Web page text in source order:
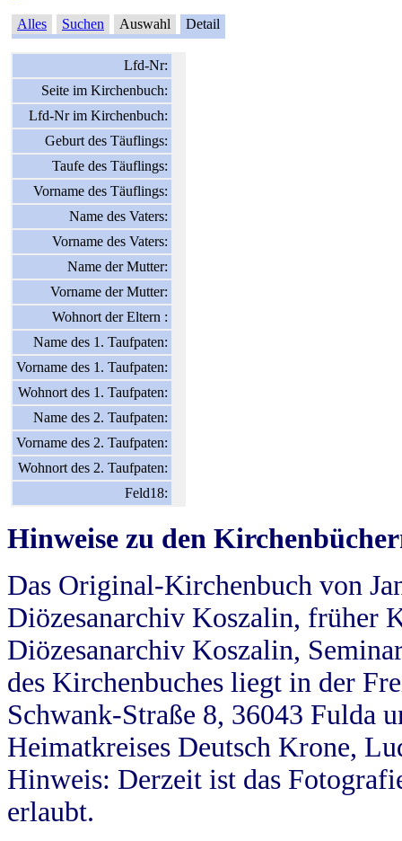
Alles Suchen Auswahl Detail
Lfd-Nr:
Seite im Kirchenbuch:
Lfd-Nr im Kirchenbuch:
Geburt des Täuflings:
Taufe des Täuflings:
Vorname des Täuflings:
Name des Vaters:
Vorname des Vaters:
Name der Mutter:
Vorname der Mutter:
Wohnort der Eltern :
Name des 1. Taufpaten:
Vorname des 1. Taufpaten:
Wohnort des 1. Taufpaten:
Name des 2. Taufpaten:
Vorname des 2. Taufpaten:
Wohnort des 2. Taufpaten:
Feld18:
Hinweise zu den
Das Original-Kirchenbuch von
Diözesanarchiv Koszalin, früher
Diözesanarchiv Koszalin,
des Kirchenbuches liegt in der
Schwank-Straße 8, 36043 Fulda
Heimatkreises Deutsch Krone,
Hinweis: Derzeit ist das
erlaubt.